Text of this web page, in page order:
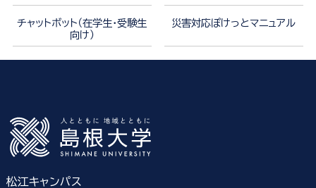
チャットボット（在学生・受験生
向け）
災害対応ぽけっとマニュアル
松江キャンパス